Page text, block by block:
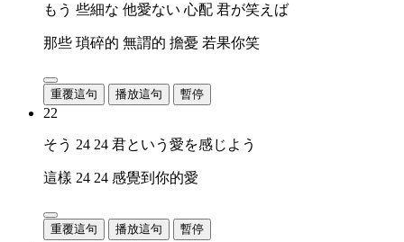
もう 些細な 他愛ない 心配 君が笑えば
那些 瑣碎的 無謂的 擔憂 若果你笑
重覆這句 播放這句 暫停
22
そう 24 24 君という愛を感じよう
這樣 24 24 感覺到你的愛
重覆這句 播放這句 暫停